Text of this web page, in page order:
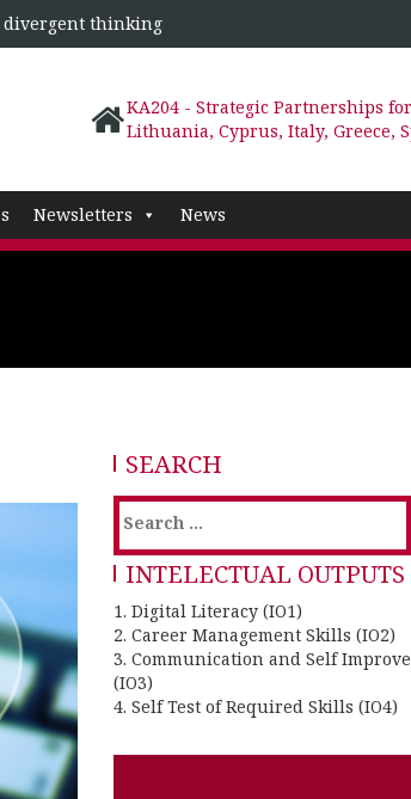
divergent thinking
KA204 - Strategic Partnerships
Lithuania, Cyprus, Italy, Greece,
Newsletters News
SEARCH
INTELECTUAL OUTPUTS
1. Digital Literacy (IO1)
2. Career Management Skills (IO2)
3. Communication and Self
(IO3)
4. Self Test of Required Skills (IO4)